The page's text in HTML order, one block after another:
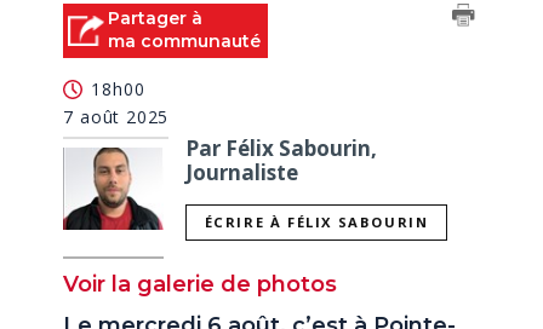
Partager à
ma communauté
18h00
7 août 2025
Par Félix Sabourin,
Journaliste
ÉCRIRE À FÉLIX SABOURIN
Voir la galerie de photos